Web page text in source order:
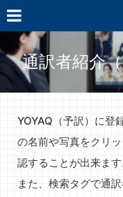
通訳者紹介
YOYAQ（予訳）に登
の名前や写真をクリ
認することが出来ます
また、検索タグで通